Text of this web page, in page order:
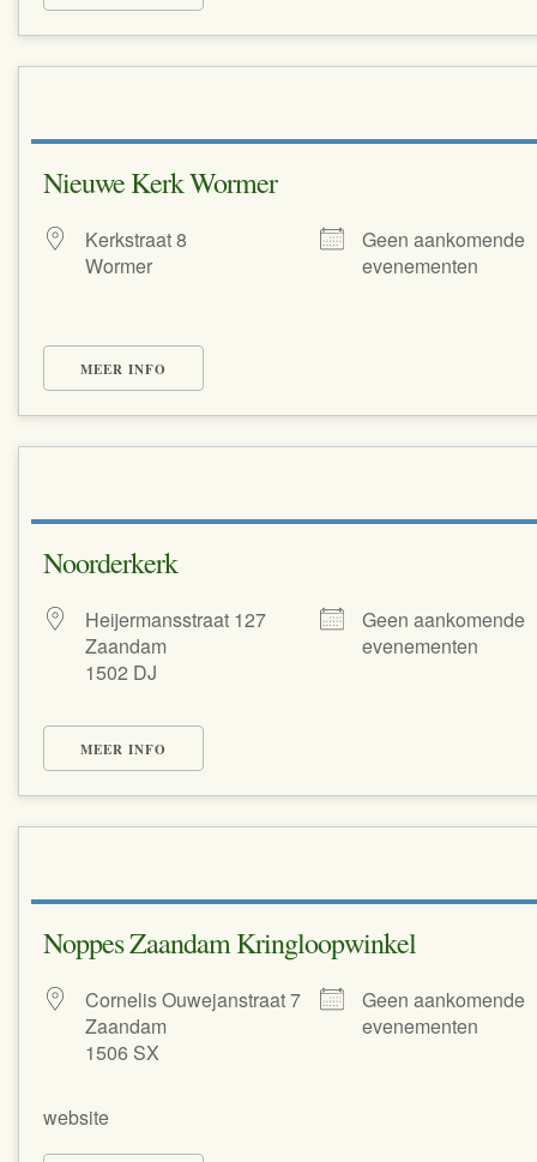
Nieuwe Kerk Wormer
Kerkstraat 8
Wormer
Geen aankomende
evenementen
MEER INFO
Noorderkerk
Heijermansstraat 127
Zaandam
1502 DJ
Geen aankomende
evenementen
MEER INFO
Noppes Zaandam Kringloopwinkel
Cornelis Ouwejanstraat 7
Zaandam
1506 SX
Geen aankomende
evenementen
website